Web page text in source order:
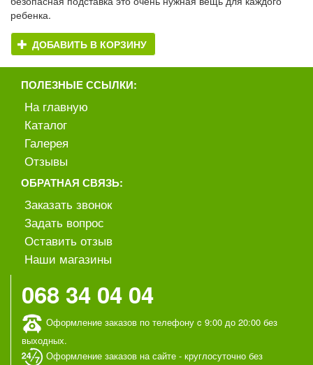
ребенка.
ДОБАВИТЬ В КОРЗИНУ
ПОЛЕЗНЫЕ ССЫЛКИ:
На главную
Каталог
Галерея
Отзывы
ОБРАТНАЯ СВЯЗЬ:
Заказать звонок
Задать вопрос
Оставить отзыв
Наши магазины
068 34 04 04
Оформление заказов по телефону c 9:00 до 20:00 без
выходных.
Оформление заказов на сайте - круглосуточно без